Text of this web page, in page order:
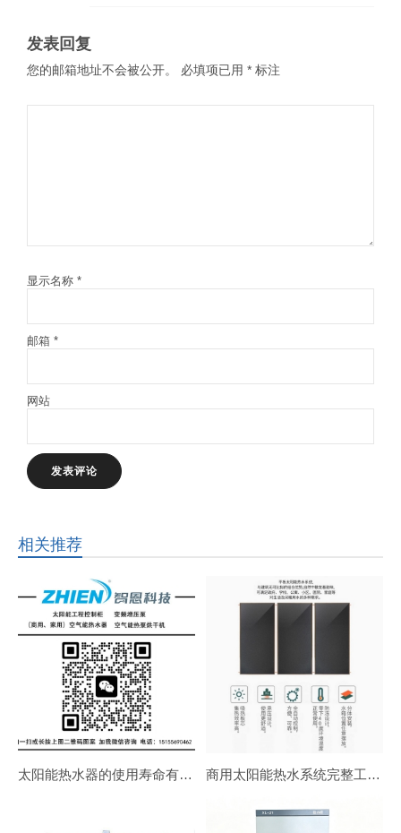
发表回复
您的邮箱地址不会被公开。 必填项已用 * 标注
显示名称 *
邮箱 *
网站
相关推荐
太阳能热水器的使用寿命有多长？ 商用太阳能热水系统完整工作原理